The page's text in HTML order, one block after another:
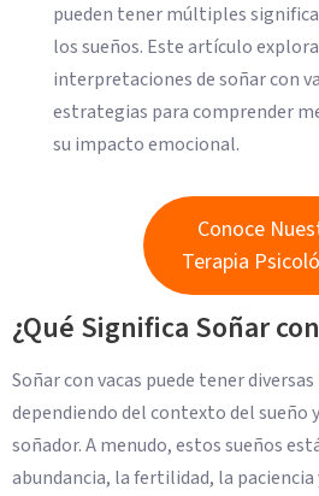
pueden tener múltiples
los sueños. Este artículo
interpretaciones de soñar con
estrategias para comprender
su impacto emocional.
Conoce
Terapia
¿Qué Significa Soñar
Soñar con vacas puede tener
dependiendo del contexto del sueño
soñador. A menudo, estos sueños
abundancia, la fertilidad, la paciencia